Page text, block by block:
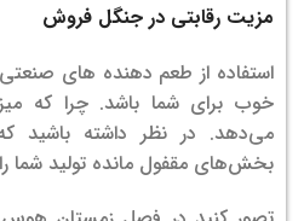
مزیت رقابتی در جنگل فروش
استفاده از طعم دهنده های
خوب برای شما باشد. چرا که
می‌دهد. در نظر داشته باشید
بخش‌های مقفول مانده تولید شما را